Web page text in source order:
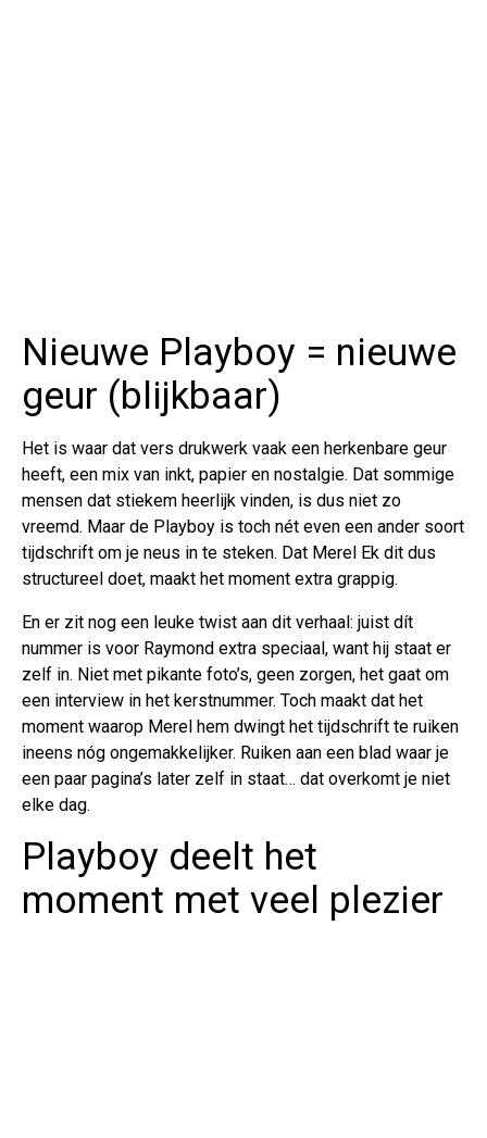
Nieuwe Playboy = nieuwe
geur (blijkbaar)
Het is waar dat vers drukwerk vaak een herkenbare geur
heeft, een mix van inkt, papier en nostalgie. Dat sommige
mensen dat stiekem heerlijk vinden, is dus niet zo
vreemd. Maar de Playboy is toch nét even een ander soort
tijdschrift om je neus in te steken. Dat Merel Ek dit dus
structureel doet, maakt het moment extra grappig.
En er zit nog een leuke twist aan dit verhaal: juist dít
nummer is voor Raymond extra speciaal, want hij staat er
zelf in. Niet met pikante foto’s, geen zorgen, het gaat om
een interview in het kerstnummer. Toch maakt dat het
moment waarop Merel hem dwingt het tijdschrift te ruiken
ineens nóg ongemakkelijker. Ruiken aan een blad waar je
een paar pagina’s later zelf in staat… dat overkomt je niet
elke dag.
Playboy deelt het
moment met veel plezier